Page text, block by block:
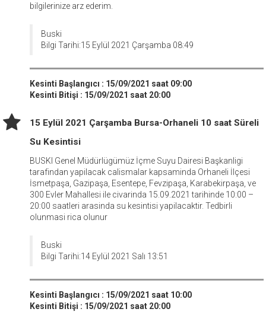
bilgilerinize arz ederim.
Buski
Bilgi Tarihi:15 Eylül 2021 Çarşamba 08:49
Kesinti Başlangıcı : 15/09/2021 saat 09:00
Kesinti Bitişi : 15/09/2021 saat 20:00
15 Eylül 2021 Çarşamba Bursa-Orhaneli 10 saat Süreli
Su Kesintisi
BUSKI Genel Müdürlügümüz İçme Suyu Dairesi Başkanligi
tarafindan yapilacak calismalar kapsaminda Orhaneli İlçesi
İsmetpaşa, Gazipaşa, Esentepe, Fevzipaşa, Karabekirpaşa, ve
300 Evler Mahallesi ile civarinda 15.09.2021 tarihinde 10:00 –
20:00 saatleri arasinda su kesintisi yapilacaktir. Tedbirli
olunmasi rica olunur
Buski
Bilgi Tarihi:14 Eylül 2021 Salı 13:51
Kesinti Başlangıcı : 15/09/2021 saat 10:00
Kesinti Bitişi : 15/09/2021 saat 20:00